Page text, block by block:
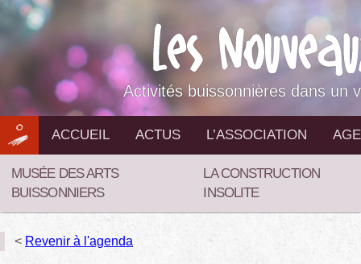
Aller
au
contenu
Activités buissonnières dans un
ACCUEIL ACTUS L’ASSOCIATION
MUSÉE DES ARTS
BUISSONNIERS
LA CONSTRUCTION
INSOLITE
< Revenir à l'agenda